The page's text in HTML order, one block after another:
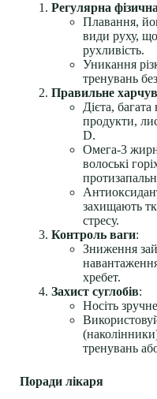
Регулярна
Плавання,
види руху,
рухливість.
Уникання
тренувань без
Правильне
Дієта,
продукти,
D.
Омега-3
волоські
захищають
стресу.
Контроль ваги:
Зниження
хребет.
Захист суглобів:
Носіть
тренувань
Поради лікаря